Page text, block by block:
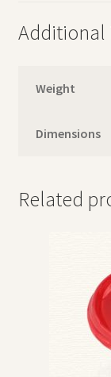
Weight
Dimensions
Related